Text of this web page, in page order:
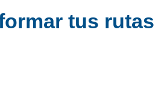
tus rutas